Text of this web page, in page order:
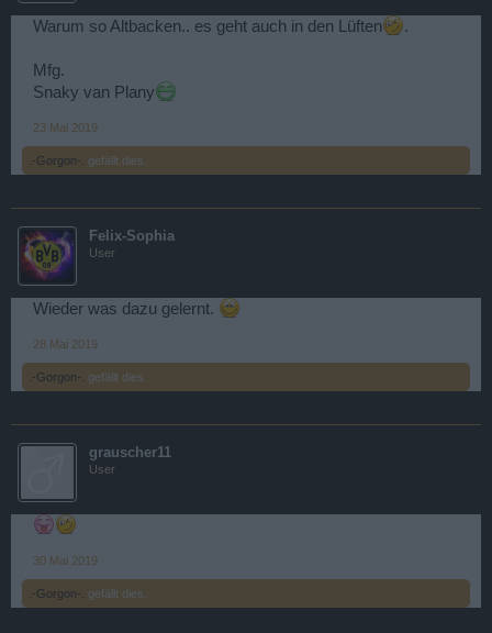
Warum so Altbacken.. es geht auch in den Lüften .
Mfg.
Snaky van Plany
23 Mai 2019
.-Gorgon-. gefällt dies.
Felix-Sophia
User
Wieder was dazu gelernt.
28 Mai 2019
.-Gorgon-. gefällt dies.
grauscher11
User
30 Mai 2019
.-Gorgon-. gefällt dies.